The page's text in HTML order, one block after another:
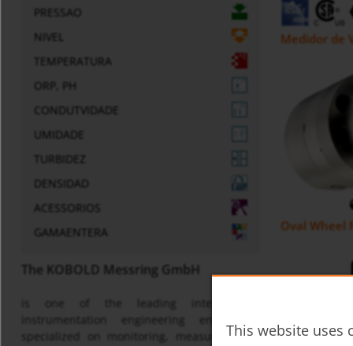
PRESSAO
NIVEL
TEMPERATURA
ORP, PH
CONDUTVIDADE
UMIDADE
TURBIDEZ
DENSIDAD
ACESSORIOS
GAMAENTERA
The KOBOLD Messring GmbH
is one of the leading international
instrumentation engineering enterprises
specialized on monitoring, measuring and
Medidor de
Oval Wheel
This website uses